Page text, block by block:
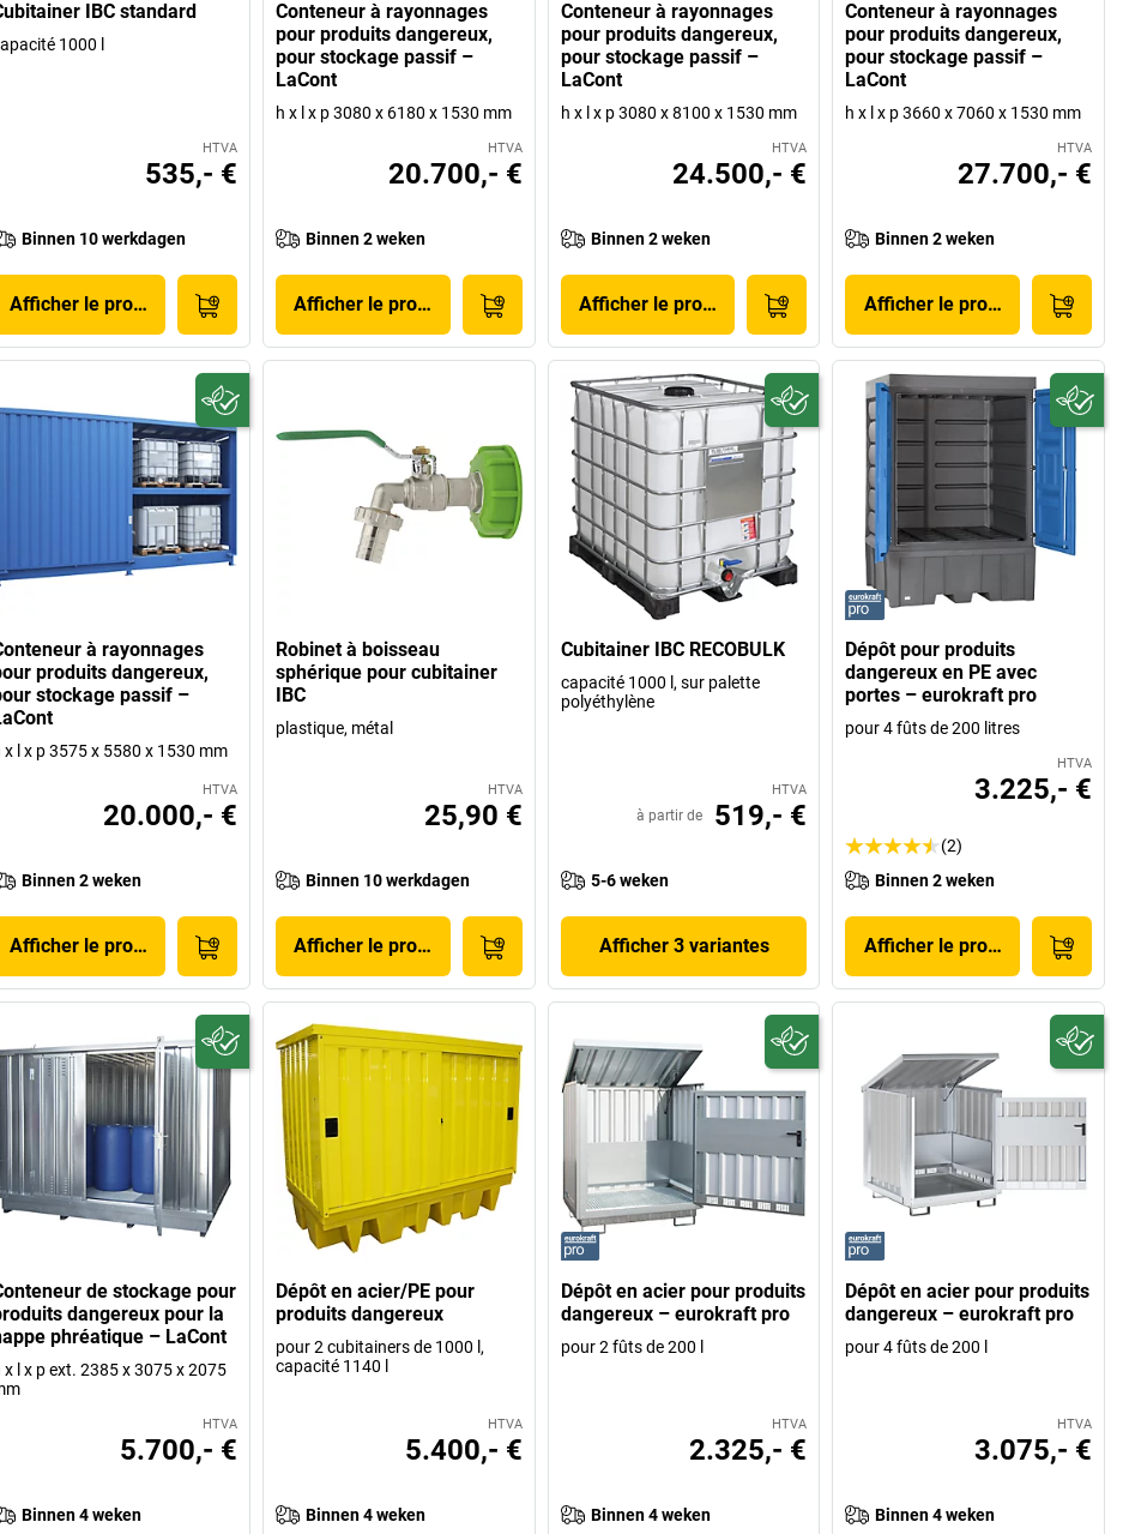
IBC standard
1000 l
HTVA
535,- €
Binnen 10 werkdagen
Afficher le produit
Conteneur à rayonnages
pour produits dangereux,
pour stockage passif –
LaCont
h x l x p 3080 x 6180 x 1530 mm
HTVA
20.700,- €
Binnen 2 weken
Afficher le produit
Conteneur à rayonnages
pour produits dangereux,
pour stockage passif –
LaCont
h x l x p 3080 x 8100 x 1530 mm
HTVA
24.500,- €
Binnen 2 weken
Afficher le produit
Conteneur à rayonnages
pour produits dangereux,
pour stockage passif –
LaCont
h x l x p 3660 x 7060 x 1530 mm
HTVA
27.700,- €
Binnen 2 weken
Afficher le produit
à rayonnages
produits dangereux,
stockage passif –
x l x p 3575 x 5580 x 1530 mm
HTVA
20.000,- €
Binnen 2 weken
Afficher le produit
Robinet à boisseau
sphérique pour cubitainer
IBC
plastique, métal
HTVA
25,90 €
Binnen 10 werkdagen
Afficher le produit
Cubitainer IBC RECOBULK
capacité 1000 l, sur palette
polyéthylène
HTVA
à partir de 519,- €
5-6 weken
Afficher 3 variantes
Dépôt pour produits
dangereux en PE avec
portes – eurokraft pro
pour 4 fûts de 200 litres
HTVA
3.225,- €
(2)
Binnen 2 weken
Afficher le produit
de stockage pour
dangereux pour la
phréatique – LaCont
x l x p ext. 2385 x 3075 x 2075
HTVA
5.700,- €
Binnen 4 weken
Dépôt en acier/PE pour
produits dangereux
pour 2 cubitainers de 1000 l,
capacité 1140 l
HTVA
5.400,- €
Binnen 4 weken
Dépôt en acier pour produits
dangereux – eurokraft pro
pour 2 fûts de 200 l
HTVA
2.325,- €
Binnen 4 weken
Dépôt en acier pour produits
dangereux – eurokraft pro
pour 4 fûts de 200 l
HTVA
3.075,- €
Binnen 4 weken